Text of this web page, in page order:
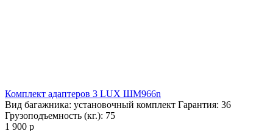
Комплект адаптеров 3 LUX ШМ966n
Вид багажника: установочный комплект Гарантия: 36
Грузоподъемность (кг.): 75
1 900 р